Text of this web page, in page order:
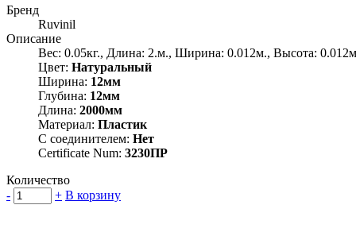
Бренд
Ruvinil
Описание
Вес: 0.05кг., Длина: 2.м., Ширина: 0.012м., Высота:
Цвет: Натуральный
Ширина: 12мм
Глубина: 12мм
Длина: 2000мм
Материал: Пластик
С соединителем: Нет
Certificate Num: 3230ПР
Количество
-
+ В корзину